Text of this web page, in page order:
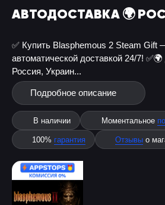
АВТОДОСТАВКА 🌍
✅ Купить Blasphemous 2 Steam Gift
автоматической доставкой 24/7! ✅🌍
Россия, Украин...
Подробное описание
В наличии Моментальное
100% гарантия Отзывы о